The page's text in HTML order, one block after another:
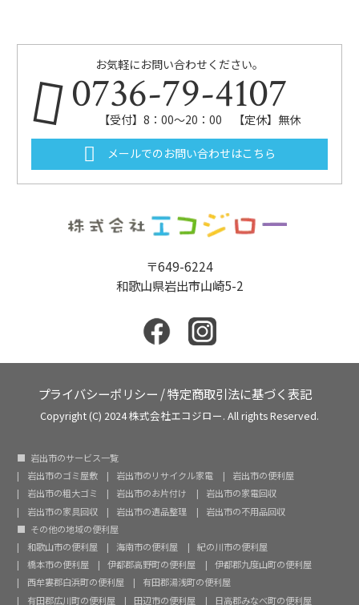
お気軽にお問い合わせください。
0736-79-4107
【受付】8：00～20：00 【定休】無休
メールでのお問い合わせはこちら
〒649-6224
和歌山県岩出市山崎5-2
プライバシーポリシー /特定商取引法に基づく表記
Copyright (C) 2024 株式会社エコジロー. All rights Reserved.
岩出市のサービス一覧
岩出市のゴミ屋敷
岩出市のリサイクル家電
岩出市の便利屋
岩出市の粗大ゴミ
岩出市のお片付け
岩出市の家電回収
岩出市の家具回収
岩出市の遺品整理
岩出市の不用品回収
その他の地域の便利屋
和歌山市の便利屋
海南市の便利屋
紀の川市の便利屋
橋本市の便利屋
伊都郡高野町の便利屋
伊都郡九度山町の便利屋
西牟婁郡白浜町の便利屋
有田郡湯浅町の便利屋
有田郡広川町の便利屋
田辺市の便利屋 日高郡みなべ町の便利屋